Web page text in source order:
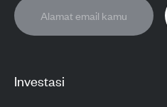
Investasi